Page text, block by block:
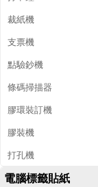
裁紙機
支票機
點驗鈔機
條碼掃描器
膠環裝訂機
膠裝機
打孔機
電腦標籤貼紙